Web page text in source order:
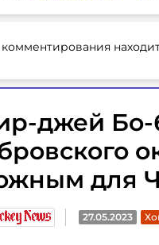
джей Бо-
для
27.05.2023